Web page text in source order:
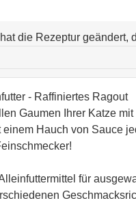
die Rezeptur
- Raffiniertes Ragout
Gaumen Ihrer Katze
Hauch von Sauce
für